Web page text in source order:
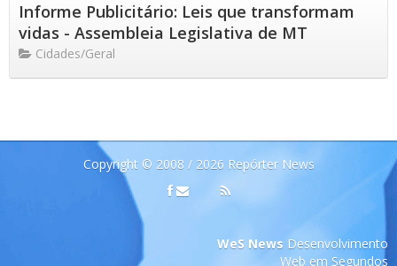
Informe Publicitário: Leis que transformam
vidas - Assembleia Legislativa de MT
Cidades/Geral
Copyright © 2008 / 2026 Repórter News
WeS News Desenvolvimento
Web em Segundos